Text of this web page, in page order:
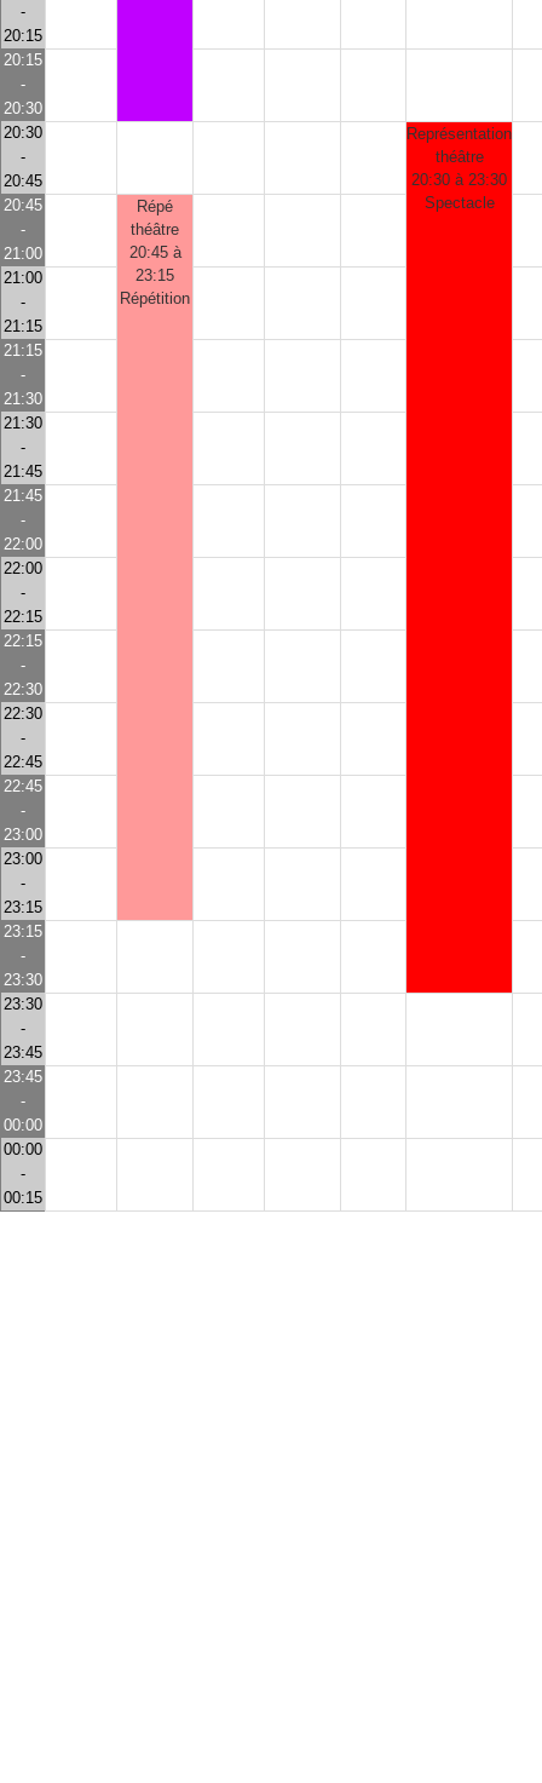
-
20:15
20:15
-
20:30
20:30
-
20:45
Représentation
théâtre
20:30 à 23:30
Spectacle
20:45
-
21:00
Répé
théâtre
20:45 à
23:15
Répétition
21:00
-
21:15
21:15
-
21:30
21:30
-
21:45
21:45
-
22:00
22:00
-
22:15
22:15
-
22:30
22:30
-
22:45
22:45
-
23:00
23:00
-
23:15
23:15
-
23:30
23:30
-
23:45
23:45
-
00:00
00:00
-
00:15